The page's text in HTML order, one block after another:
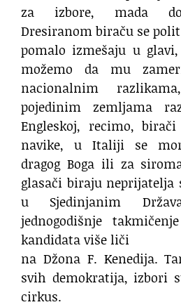
za izbore, mada
Dresiranom biraču se
pomalo izmešaju u
možemo da mu
nacionalnim
pojedinim zemljama
Engleskoj, recimo,
navike, u Italiji se
dragog Boga ili za
glasači biraju neprijatelja
u Sjedinjanim
jednogodišnje
kandidata više liči
na Džona F. Kenedija.
svih demokratija, izbori
cirkus.